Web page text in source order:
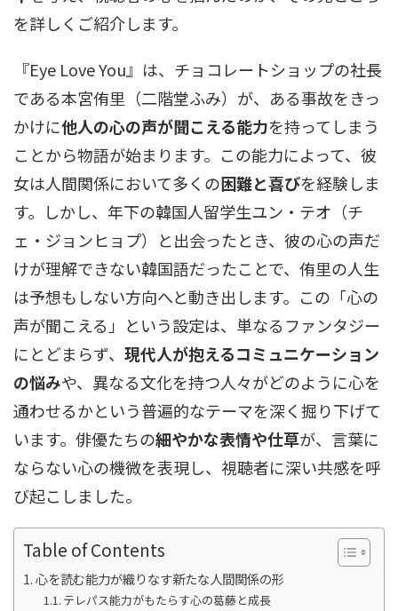
を詳しくご紹介します。
『Eye Love You』は、チョコレートショップの社長
である本宮侑里（二階堂ふみ）が、ある事故をきっ
かけに他人の心の声が聞こえる能力を持ってしまう
ことから物語が始まります。この能力によって、彼
女は人間関係において多くの困難と喜びを経験しま
す。しかし、年下の韓国人留学生ユン・テオ（チ
ェ・ジョンヒョプ）と出会ったとき、彼の心の声だ
けが理解できない韓国語だったことで、侑里の人生
は予想もしない方向へと動き出します。この「心の
声が聞こえる」という設定は、単なるファンタジー
にとどまらず、 現代人が抱えるコミュニケーション
の悩みや、異なる文化を持つ人々がどのように心を
通わせるかという普遍的なテーマを深く掘り下げて
います。俳優たちの細やかな表情や仕草が、言葉に
ならない心の機微を表現し、視聴者に深い共感を呼
び起こしました。
Table of Contents
心を読む能力が織りなす新たな人間関係の形
テレパス能力がもたらす心の葛藤と成長